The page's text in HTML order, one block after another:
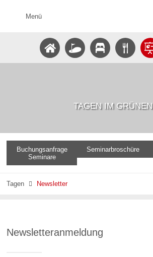
Menü
TAGEN IM GRÜNEN
Buchungsanfrage
Seminare
Seminarbroschüre
Tagen  Newsletter
Newsletteranmeldung